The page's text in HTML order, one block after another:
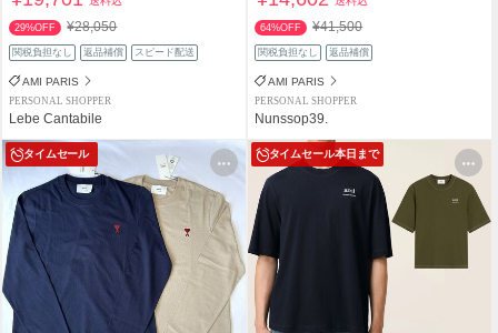
29%OFF ¥28,050
関税負担なし 返品補償 スピード配送
AMI PARIS
PERSONAL SHOPPER
Lebe Cantabile
64%OFF ¥41,500
関税負担なし 返品補償
AMI PARIS
PERSONAL SHOPPER
Nunssop39.
タイムセール タイムセール本日まで